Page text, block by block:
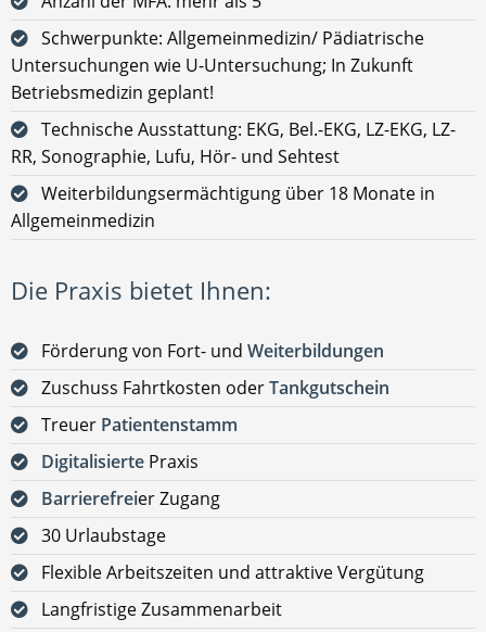
Schwerpunkte: Allgemeinmedizin/ Pädiatrische
Untersuchungen wie U-Untersuchung; In Zukunft
Betriebsmedizin geplant!
Technische Ausstattung: EKG, Bel.-EKG, LZ-EKG, LZ-
RR, Sonographie, Lufu, Hör- und Sehtest
Weiterbildungsermächtigung über 18 Monate in
Allgemeinmedizin
Die Praxis bietet Ihnen:
Förderung von Fort- und Weiterbildungen
Zuschuss Fahrtkosten oderTankgutschein
Treuer Patientenstamm
Digitalisierte Praxis
Barrierefreier Zugang
30 Urlaubstage
Flexible Arbeitszeiten und attraktive Vergütung
Langfristige Zusammenarbeit